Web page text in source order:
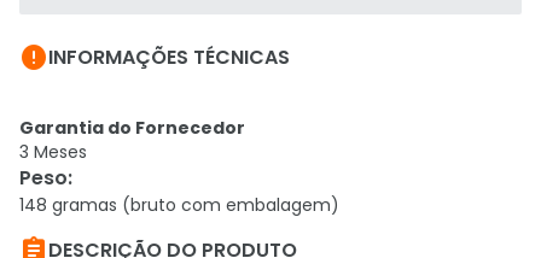
INFORMAÇÕES TÉCNICAS
Garantia do Fornecedor
3 Meses
Peso:
148 gramas (bruto com embalagem)
DESCRIÇÃO DO PRODUTO